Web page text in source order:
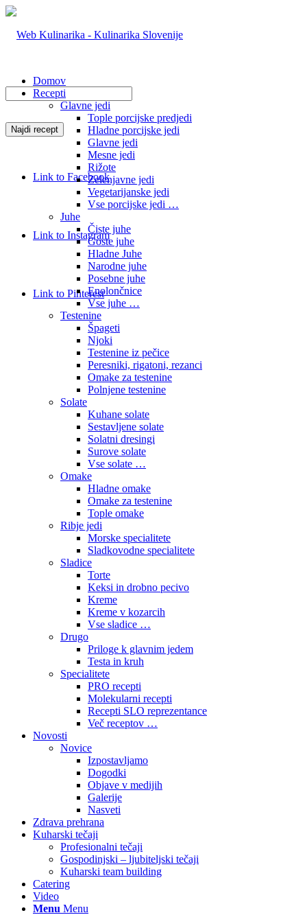
Link to Facebook
Link to Instagram
Link to Pinterest
Domov
Recepti
Glavne jedi
Tople porcijske predjedi
Hladne porcijske jedi
Glavne jedi
Mesne jedi
Rižote
Zelenjavne jedi
Vegetarijanske jedi
Vse porcijske jedi …
Juhe
Čiste juhe
Goste juhe
Hladne Juhe
Narodne juhe
Posebne juhe
Enolončnice
Vse juhe …
Testenine
Špageti
Njoki
Testenine iz pečice
Peresniki, rigatoni, rezanci
Omake za testenine
Polnjene testenine
Solate
Kuhane solate
Sestavljene solate
Solatni dresingi
Surove solate
Vse solate …
Omake
Hladne omake
Omake za testenine
Tople omake
Ribje jedi
Morske specialitete
Sladkovodne specialitete
Sladice
Torte
Keksi in drobno pecivo
Kreme
Kreme v kozarcih
Vse sladice …
Drugo
Priloge k glavnim jedem
Testa in kruh
Specialitete
PRO recepti
Molekularni recepti
Recepti SLO reprezentance
Več receptov …
Novosti
Novice
Izpostavljamo
Dogodki
Objave v medijih
Galerije
Nasveti
Zdrava prehrana
Kuharski tečaji
Profesionalni tečaji
Gospodinjski – ljubiteljski tečaji
Kuharski team building
Catering
Video
Menu Menu